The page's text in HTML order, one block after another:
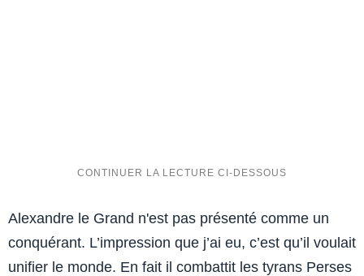
Alexandre le Grand n'est pas présenté comme un
conquérant. L’impression que j’ai eu, c’est qu’il voulait
unifier le monde. En fait il combattit les tyrans Perses